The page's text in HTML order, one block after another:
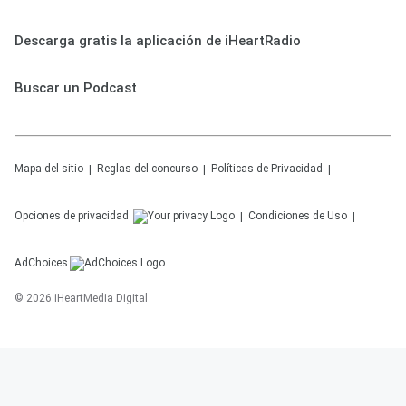
Descarga gratis la aplicación de iHeartRadio
Buscar un Podcast
Mapa del sitio Reglas del concurso Políticas de Privacidad
Opciones de privacidad Condiciones de Uso
AdChoices
© 2026 iHeartMedia Digital